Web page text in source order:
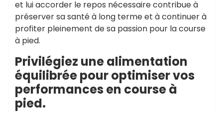
et lui accorder le repos nécessaire contribue à
préserver sa santé à long terme et à continuer à
profiter pleinement de sa passion pour la course
à pied.
Privilégiez une alimentation
équilibrée pour optimiser vos
performances en course à
pied.